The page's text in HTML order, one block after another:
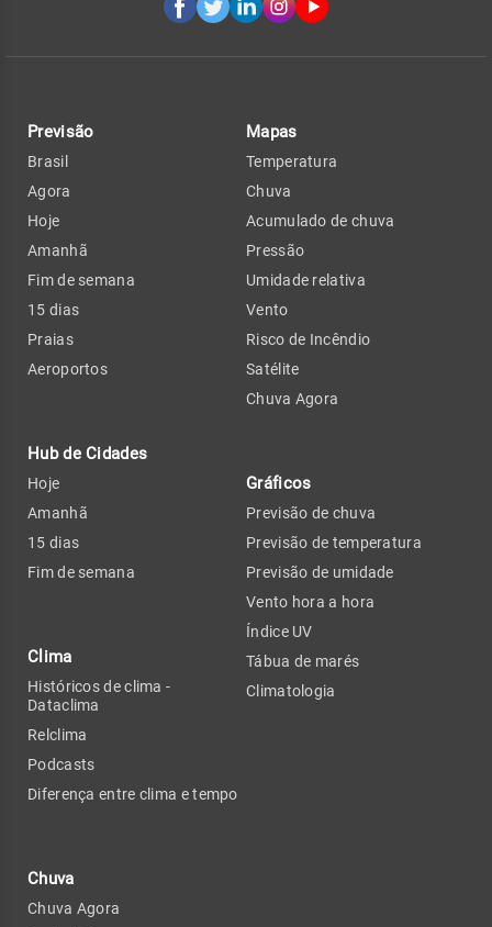
Previsão
Brasil
Agora
Hoje
Amanhã
Fim de semana
15 dias
Praias
Aeroportos
Hub de Cidades
Hoje
Amanhã
15 dias
Fim de semana
Clima
Históricos de clima -
Dataclima
Relclima
Podcasts
Diferença entre clima e tempo
Chuva
Chuva Agora
Mapas
Temperatura
Chuva
Acumulado de chuva
Pressão
Umidade relativa
Vento
Risco de Incêndio
Satélite
Chuva Agora
Gráficos
Previsão de chuva
Previsão de temperatura
Previsão de umidade
Vento hora a hora
Índice UV
Tábua de marés
Climatologia